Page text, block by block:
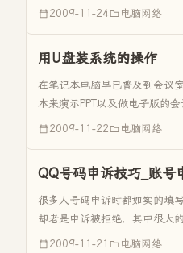
入侵检测中常用： 察看基本
2009-11-24 电脑网络
用U盘装系统的操作
在笔记本电脑早已普及到会议
本来演示PPT以及做电子版的
及到教室的这个年代，学生们
2009-11-22 电脑网络
QQ号码申诉技巧_账号
很多人号码申诉时都如实的填
却老是申诉被拒绝，其中很大
资料没有足够说服力（特别是
2009-11-21 电脑网络